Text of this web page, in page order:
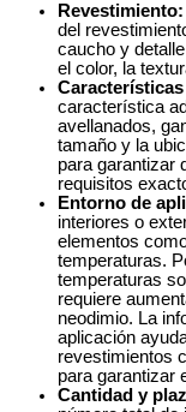
Revestimiento:
del
caucho y
el color, la
característica
avellanados,
tamaño y la
para garantizar
requisitos
Entorno de
interiores o
elementos
temperaturas.
temperaturas
requiere
neodimio. La
aplicación
revestimientos
para garantizar
Cantidad y